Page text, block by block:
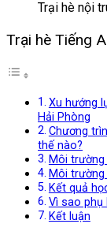
Trại hè nội
Trại hè Tiếng
Xu hướng
Hải Phòng
Chương
thế nào?
Môi
Môi
Kết quả
Vì sao phụ
Kết luận